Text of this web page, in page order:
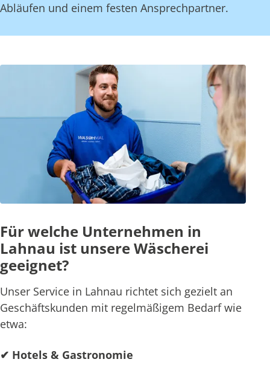
Abläufen und einem festen Ansprechpartner.
Für welche Unternehmen in
Lahnau ist unsere Wäscherei
geeignet?
Unser Service in Lahnau richtet sich gezielt an
Geschäftskunden mit regelmäßigem Bedarf wie
etwa:
✔ Hotels & Gastronomie